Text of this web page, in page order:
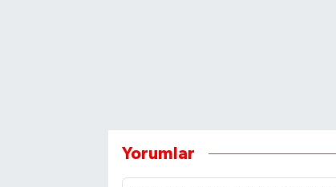
Yorumlar